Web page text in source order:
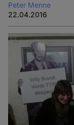
Peter Menne
22.04.2016